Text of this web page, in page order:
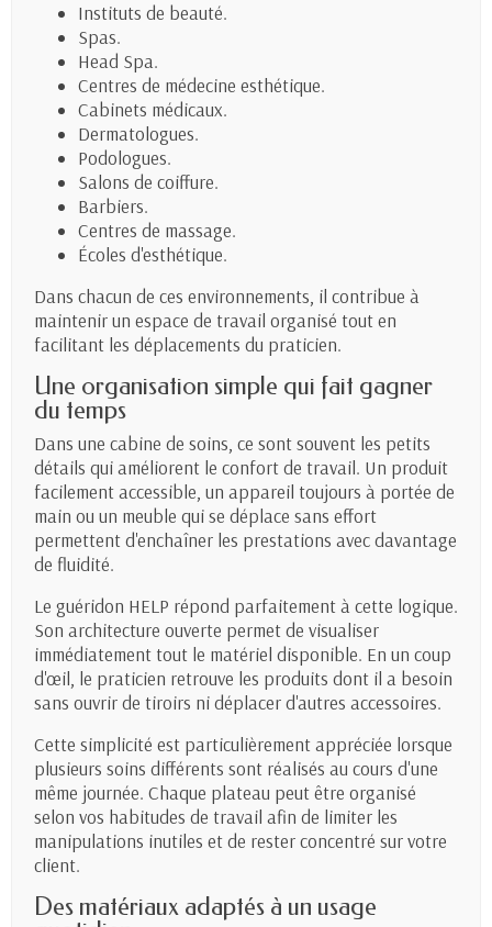
Instituts de beauté.
Spas.
Head Spa.
Centres de médecine esthétique.
Cabinets médicaux.
Dermatologues.
Podologues.
Salons de coiffure.
Barbiers.
Centres de massage.
Écoles d'esthétique.
Dans chacun de ces environnements, il contribue à
maintenir un espace de travail organisé tout en
facilitant les déplacements du praticien.
Une organisation simple qui fait gagner
du temps
Dans une cabine de soins, ce sont souvent les petits
détails qui améliorent le confort de travail. Un produit
facilement accessible, un appareil toujours à portée de
main ou un meuble qui se déplace sans effort
permettent d'enchaîner les prestations avec davantage
de fluidité.
Le guéridon HELP répond parfaitement à cette logique.
Son architecture ouverte permet de visualiser
immédiatement tout le matériel disponible. En un coup
d'œil, le praticien retrouve les produits dont il a besoin
sans ouvrir de tiroirs ni déplacer d'autres accessoires.
Cette simplicité est particulièrement appréciée lorsque
plusieurs soins différents sont réalisés au cours d'une
même journée. Chaque plateau peut être organisé
selon vos habitudes de travail afin de limiter les
manipulations inutiles et de rester concentré sur votre
client.
Des matériaux adaptés à un usage